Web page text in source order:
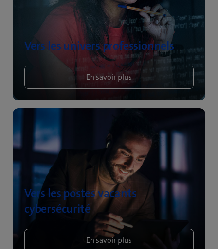
Vers les univers professionnels
En savoir plus
Vers les postes vacants
cybersécurité
En savoir plus